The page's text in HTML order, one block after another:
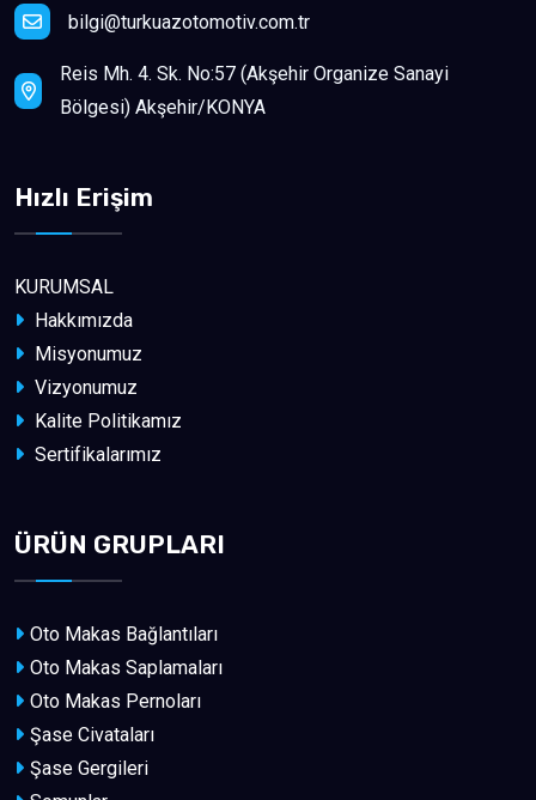
bilgi@turkuazotomotiv.com.tr
Reis Mh. 4. Sk. No:57 (Akşehir Organize Sanayi
Bölgesi) Akşehir/KONYA
Hızlı Erişim
KURUMSAL
Hakkımızda
Misyonumuz
Vizyonumuz
Kalite Politikamız
Sertifikalarımız
ÜRÜN GRUPLARI
Oto Makas Bağlantıları
Oto Makas Saplamaları
Oto Makas Pernoları
Şase Civataları
Şase Gergileri